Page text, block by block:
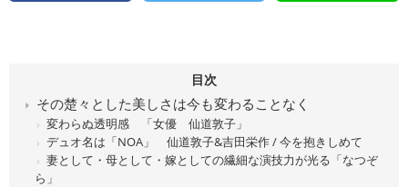
目次
その楚々とした美しさは今も変わることなく
変わらぬ透明感 「女優 仙道敦子」
デュオ名は「NOA」 仙道敦子&吉田栄作 / 今を抱きしめて
妻として・母として・嫁としての繊細な演技力が光る「なつぞ
ら」